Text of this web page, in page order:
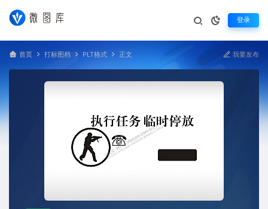
登录
首页 打标图档 PLT格式 正文 我要发布